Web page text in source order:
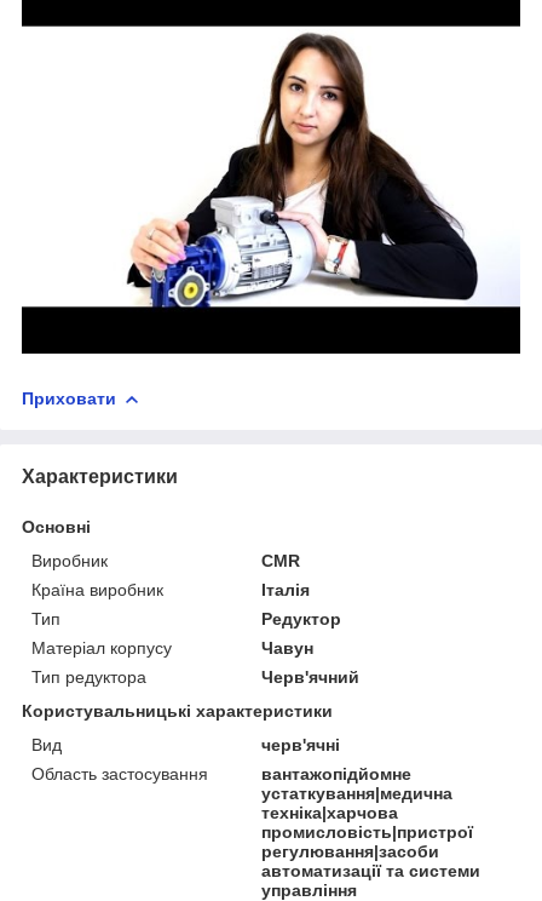
Приховати
Характеристики
Основні
Виробник
CMR
Країна виробник
Італія
Тип
Редуктор
Матеріал корпусу
Чавун
Тип редуктора
Черв'ячний
Користувальницькі характеристики
Вид
черв'ячні
Область застосування
вантажопідйомне
устаткування|медична
техніка|харчова
промисловість|пристрої
регулювання|засоби
автоматизації та системи
управління